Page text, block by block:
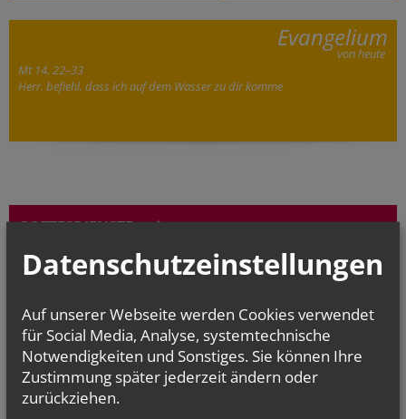
Evangelium
von heute
Mt 14, 22–33
Herr, befiehl, dass ich auf dem Wasser zu dir komme
GOTTESDIENSTE
Sa.., 15. August 2026 08:00
Maria Himmelfahrt, 8:00 Hl. Messe, 9:15...
So.., 30. August 2026 09:30
Geburtstagsmesse für alle im August Geborenen
Datenschutzeinstellungen
Auf unserer Webseite werden Cookies verwendet
für Social Media, Analyse, systemtechnische
Notwendigkeiten und Sonstiges. Sie können Ihre
Zustimmung später jederzeit ändern oder
zurückziehen.